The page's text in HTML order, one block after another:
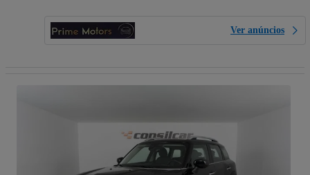
Ver anúncios